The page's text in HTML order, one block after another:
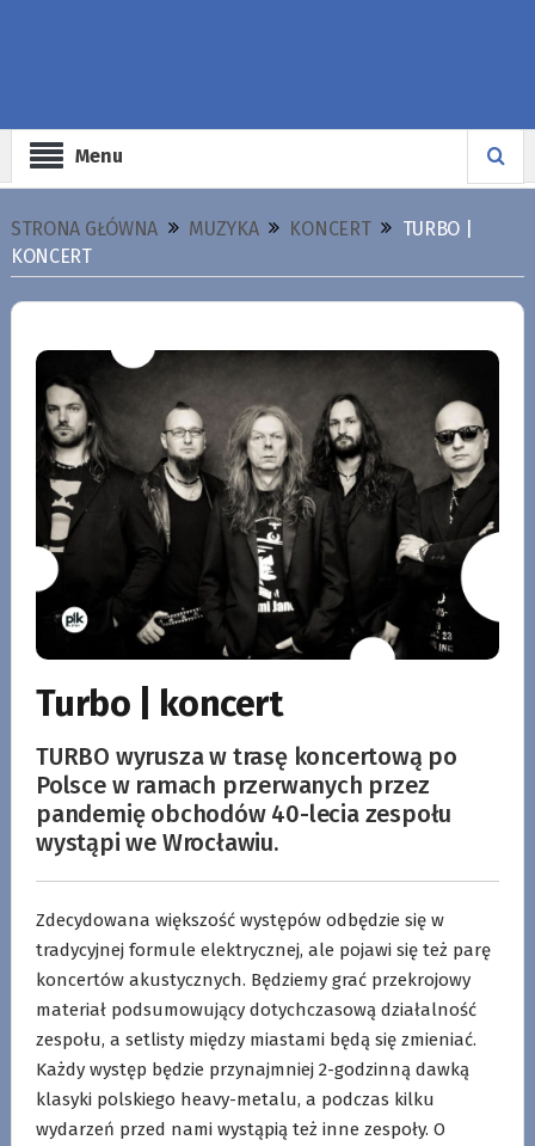
Menu
STRONA GŁÓWNA MUZYKA KONCERT
TURBO |
KONCERT
Turbo | koncert
TURBO wyrusza w trasę koncertową po
Polsce w ramach przerwanych przez
pandemię obchodów 40-lecia zespołu
wystąpi we Wrocławiu.
Zdecydowana większość występów odbędzie się w
tradycyjnej formule elektrycznej, ale pojawi się też parę
koncertów akustycznych. Będziemy grać przekrojowy
materiał podsumowujący dotychczasową działalność
zespołu, a setlisty między miastami będą się zmieniać.
Każdy występ będzie przynajmniej 2-godzinną dawką
klasyki polskiego heavy-metalu, a podczas kilku
wydarzeń przed nami wystąpią też inne zespoły. O